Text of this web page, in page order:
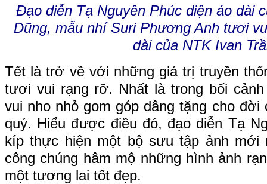
Đạo diễn Tạ Nguyên Phúc diện áo dài
Dũng, mẫu nhí Suri Phương Anh tươi
dài của NTK Ivan
Tết là trở về với những giá trị truyền
tươi vui rạng rỡ. Nhất là trong bối
vui nho nhỏ gom góp dâng tặng cho đời
quý. Hiểu được điều đó, đạo diễn Tạ
kíp thực hiện một bộ sưu tập ảnh mới
công chúng hâm mộ những hình ảnh
một tương lai tốt đẹp.